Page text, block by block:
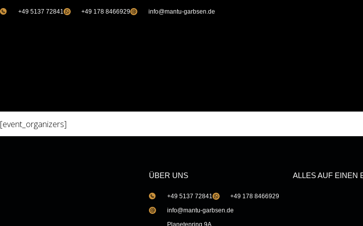
+49 5137 72841 +49 178 8466929 info@mantu-garbsen.de
[event_organizers]
ÜBER UNS
+49 5137 72841
+49 178 8466929
info@mantu-garbsen.de
Planetenring 9A
ALLES AUF EINEN